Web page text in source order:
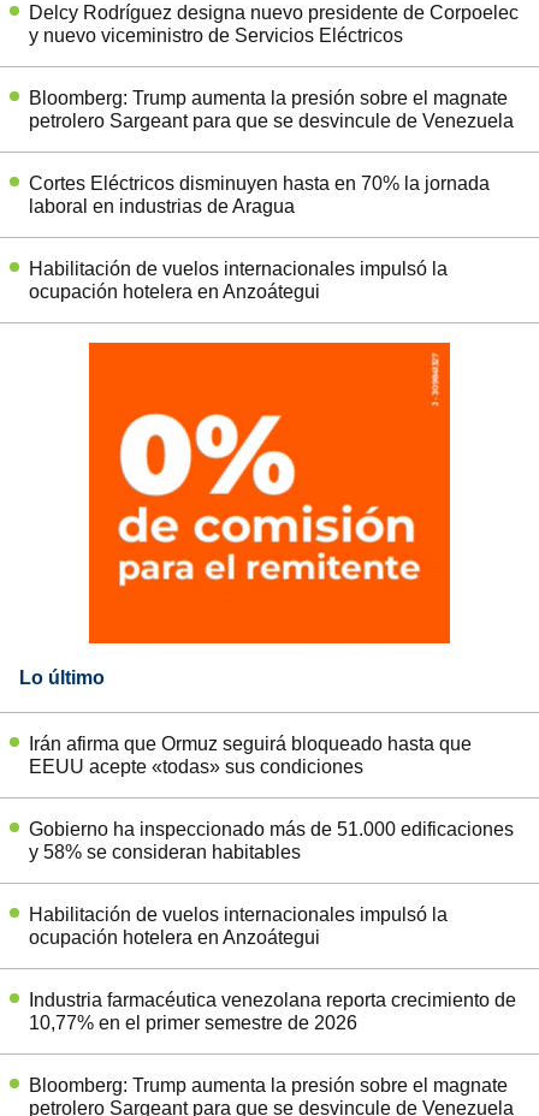
Delcy Rodríguez designa nuevo presidente de Corpoelec
y nuevo viceministro de Servicios Eléctricos
Bloomberg: Trump aumenta la presión sobre el magnate
petrolero Sargeant para que se desvincule de Venezuela
Cortes Eléctricos disminuyen hasta en 70% la jornada
laboral en industrias de Aragua
Habilitación de vuelos internacionales impulsó la
ocupación hotelera en Anzoátegui
Lo último
Irán afirma que Ormuz seguirá bloqueado hasta que
EEUU acepte «todas» sus condiciones
Gobierno ha inspeccionado más de 51.000 edificaciones
y 58% se consideran habitables
Habilitación de vuelos internacionales impulsó la
ocupación hotelera en Anzoátegui
Industria farmacéutica venezolana reporta crecimiento de
10,77% en el primer semestre de 2026
Bloomberg: Trump aumenta la presión sobre el magnate
petrolero Sargeant para que se desvincule de Venezuela